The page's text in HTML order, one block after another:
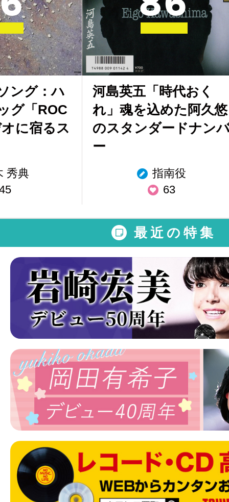
ング：ハ
グ「ROC
に宿るス
秀典
河島英五「時代おく
れ」魂を込めた阿久悠
のスタンダードナン
ー
指南役
63
最近の特集